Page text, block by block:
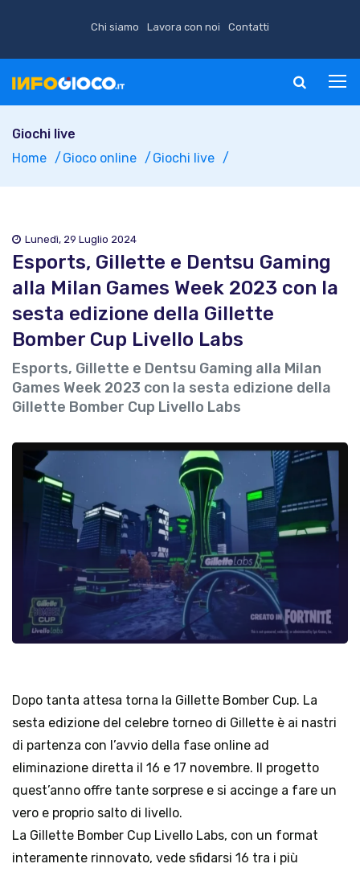
Chi siamo Lavora con noi Contatti
Giochi live
Home
Gioco online Giochi live
Lunedì, 29 Luglio 2024
Esports, Gillette e Dentsu Gaming
alla Milan Games Week 2023 con la
sesta edizione della Gillette
Bomber Cup Livello Labs
Esports, Gillette e Dentsu Gaming alla Milan
Games Week 2023 con la sesta edizione della
Gillette Bomber Cup Livello Labs
Dopo tanta attesa torna la Gillette Bomber Cup. La
sesta edizione del celebre torneo di Gillette è ai nastri
di partenza con l’avvio della fase online ad
eliminazione diretta il 16 e 17 novembre. Il progetto
quest’anno offre tante sorprese e si accinge a fare un
vero e proprio salto di livello.
La Gillette Bomber Cup Livello Labs, con un format
interamente rinnovato, vede sfidarsi 16 tra i più